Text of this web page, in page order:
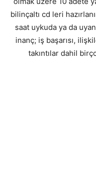
bilinçaltı cd leri
saat uykuda ya da
inanç; iş başarısı,
takıntılar dahil